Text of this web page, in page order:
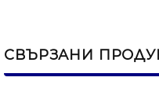
СВЪРЗАНИ